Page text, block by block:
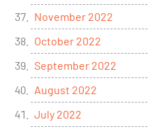
November 2022
October 2022
September 2022
August 2022
July 2022